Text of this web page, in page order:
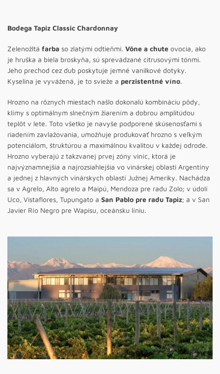
Bodega Tapiz Classic Chardonnay
Zelenožltá farba so zlatými odtieňmi. Vône a chute ovocia, ako
je hruška a biela broskyňa, sú sprevádzané citrusovými tónmi.
Jeho prechod cez dub poskytuje jemné vanilkové dotyky.
Kyselina je vyvážená, je to svieže a perzistentné víno.
Hrozno na rôznych miestach našlo dokonalú kombináciu pôdy,
klímy s optimálnym slnečným žiarením a dobrou amplitúdou
teplôt v lete. Toto všetko je navyše podporené skúsenosťami s
riadením zavlažovania, umožňuje produkovať hrozno s veľkým
potenciálom, štruktúrou a maximálnou kvalitou v každej odrode.
Hrozno vyberajú z takzvanej prvej zóny viníc, ktorá je
najvýznamnejšia a najrozsiahlejšia vo vinárskej oblasti Argentíny
a jednej z hlavných vinárskych oblastí Južnej Ameriky. Nachádza
sa v Agrelo, Alto agrelo a Maipú, Mendoza pre radu Zolo; v údolí
Uco, Vistaflores, Tupungato a San Pablo pre radu Tapiz; a v San
Javier Río Negro pre Wapisu, oceánsku líniu.